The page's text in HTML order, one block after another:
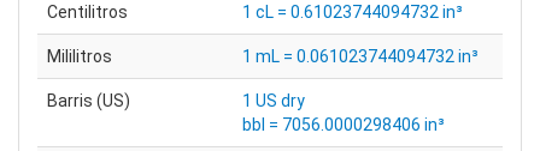
Centilitros 1 cL = 0.61023744094732 in³
Mililitros 1 mL = 0.061023744094732 in³
Barris (US)
1 US dry
bbl = 7056.0000298406 in³